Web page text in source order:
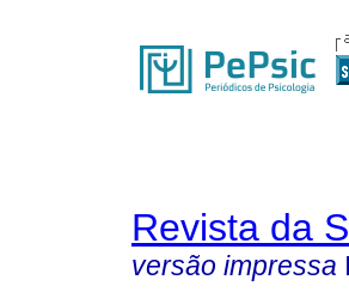
Revista da
versão impressa